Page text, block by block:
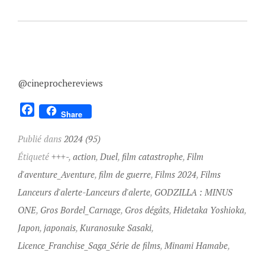
@cineprochereviews
F
c
e
o
o
k
Share
Publié dans 2024 (95)
Étiqueté +++-, action, Duel, film catastrophe, Film
d'aventure_Aventure, film de guerre, Films 2024, Films
Lanceurs d'alerte-Lanceurs d'alerte, GODZILLA : MINUS
ONE, Gros Bordel_Carnage, Gros dégâts, Hidetaka Yoshioka,
Japon, japonais, Kuranosuke Sasaki,
Licence_Franchise_Saga_Série de films, Minami Hamabe,